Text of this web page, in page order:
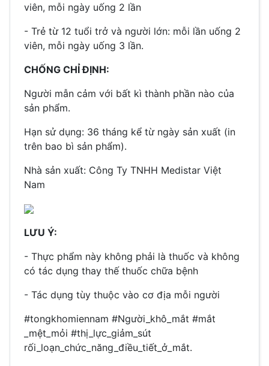
viên, mỗi ngày uống 2 lần
- Trẻ từ 12 tuổi trở và người lớn: mỗi lần uống 2
viên, mỗi ngày uống 3 lần.
CHỐNG CHỈ ĐỊNH:
Người mẫn cảm với bất kì thành phần nào của
sản phẩm.
Hạn sử dụng: 36 tháng kể từ ngày sản xuất (in
trên bao bì sản phẩm).
Nhà sản xuất: Công Ty TNHH Medistar Việt
Nam
LƯU Ý:
- Thực phẩm này không phải là thuốc và không
có tác dụng thay thế thuốc chữa bệnh
- Tác dụng tùy thuộc vào cơ địa mỗi người
#tongkhomiennam #Người_khô_mắt #mắt
_mệt_mỏi #thị_lực_giảm_sút
rối_loạn_chức_năng_điều_tiết_ở_mắt.